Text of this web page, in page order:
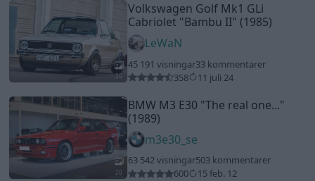
20
Volkswagen Golf Mk1 GLi
Cabriolet "Bambu II" (1985)
LeWaN
45 191 visningar33 kommentarer
358
11 juli 24
20
BMW M3 E30 "The real one..."
(1989)
m3e30_se
63 542 visningar503 kommentarer
600
15 feb. 12